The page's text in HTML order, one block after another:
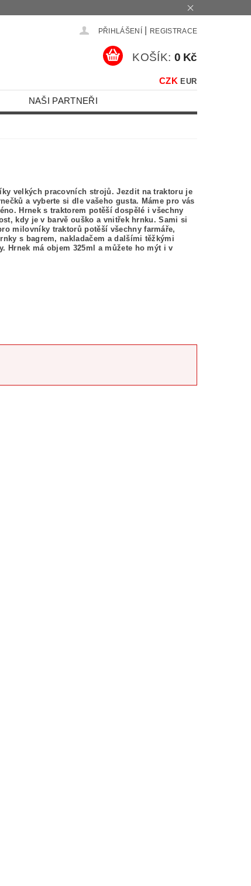
PŘIHLÁŠENÍ REGISTRACE
CZK EUR
KOŠÍK: 0 Kč
NAŠI PARTNEŘI
velkých pracovních strojů. Jezdit na traktoru je
a vyberte si dle vašeho gusta. Máme pro vás
Hrnek s traktorem potěší dospělé i všechny
kdy je v barvě ouško a vnitřek hrnku. Sami si
milovníky traktorů potěší všechny farmáře,
s bagrem, nakladačem a dalšími těžkými
má objem 325ml a můžete ho mýt i v